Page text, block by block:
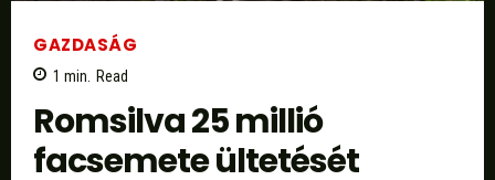
GAZDASÁG
1 min. Read
Romsilva 25 millió
facsemete ültetését